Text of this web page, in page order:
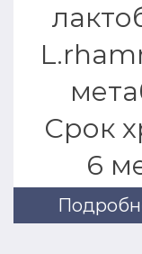
Срок
6